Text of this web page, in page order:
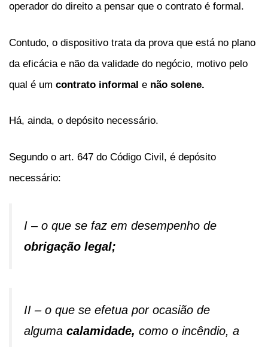
operador do direito a pensar que o contrato é formal.
Contudo, o dispositivo trata da prova que está no plano
da eficácia e não da validade do negócio, motivo pelo
qual é um contrato informal e não solene.
Há, ainda, o depósito necessário.
Segundo o art. 647 do Código Civil, é depósito
necessário:
I – o que se faz em desempenho de
obrigação legal;
II – o que se efetua por ocasião de
alguma calamidade, como o incêndio, a